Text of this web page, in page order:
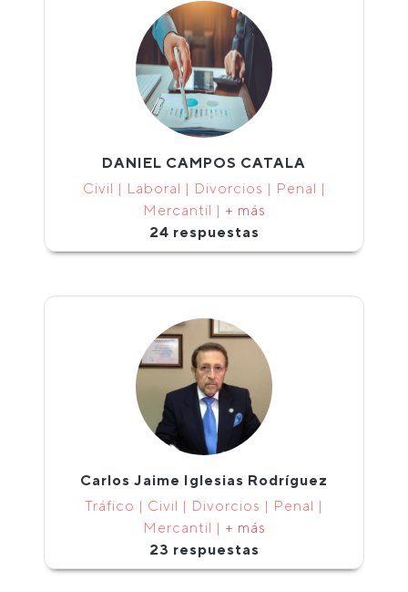
DANIEL CAMPOS CATALA
Civil | Laboral | Divorcios | Penal |
Mercantil | + más
24 respuestas
Carlos Jaime Iglesias Rodríguez
Tráfico | Civil | Divorcios | Penal |
Mercantil | + más
23 respuestas